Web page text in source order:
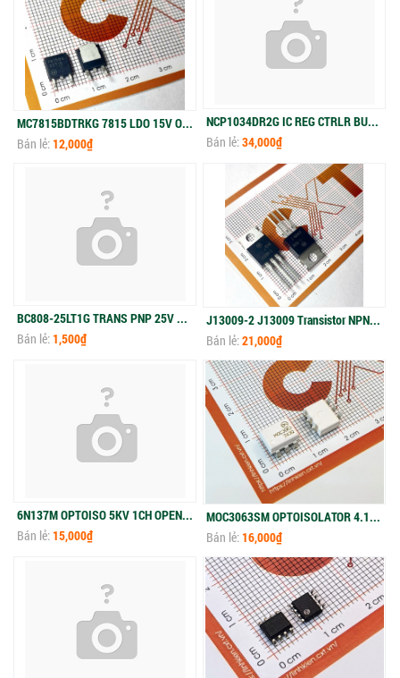
MC7815BDTRKG 7815 LDO 15V Output TO-252
Bán lẻ:12,000₫
NCP1034DR2G IC REG CTRLR BUCK 16SOIC
Bán lẻ:34,000₫
BC808-25LT1G TRANS PNP 25V 0.5A SOT23-3
Bán lẻ:1,500₫
J13009-2 J13009 Transistor NPN 12A 400V TO-220
Bán lẻ:21,000₫
6N137M OPTOISO 5KV 1CH OPEN COLL 8DIP
Bán lẻ:15,000₫
MOC3063SM OPTOISOLATOR 4.17KV TRIAC 6SMD
Bán lẻ:16,000₫